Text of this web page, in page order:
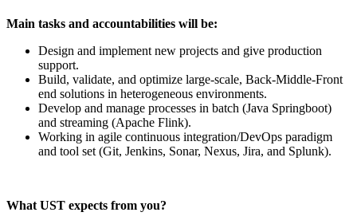
Main tasks and accountabilities will be:
Design and implement new projects and give production
support.
Build, validate, and optimize large-scale, Back-Middle-Front
end solutions in heterogeneous environments.
Develop and manage processes in batch (Java Springboot)
and streaming (Apache Flink).
Working in agile continuous integration/DevOps paradigm
and tool set (Git, Jenkins, Sonar, Nexus, Jira, and Splunk).
What UST expects from you?